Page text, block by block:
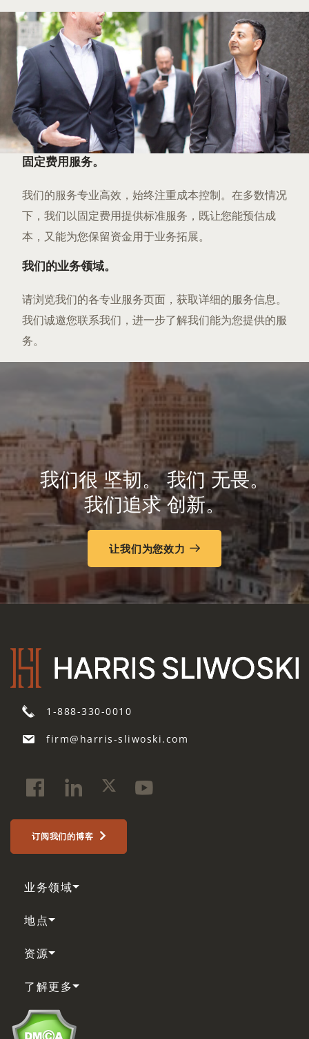
固定费用服务。
我们的服务专业高效，始终注重成本控制。在多数情况
下，我们以固定费用提供标准服务，既让您能预估成
本，又能为您保留资金用于业务拓展。
我们的业务领域。
请浏览我们的各专业服务页面，获取详细的服务信息。
我们诚邀您联系我们，进一步了解我们能为您提供的服
务。
我们很坚韧。我们无畏。
我们追求创新。
让我们为您效力
1-888-330-0010
firm@harris-sliwoski.com
订阅我们的博客
业务领域
地点
资源
了解更多